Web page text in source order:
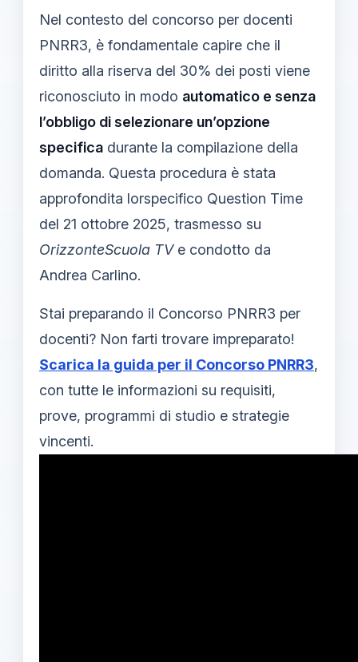
Nel contesto del concorso per docenti
PNRR3, è fondamentale capire che il
diritto alla riserva del 30% dei posti viene
riconosciuto in modo automatico e senza
l’obbligo di selezionare un’opzione
specifica durante la compilazione della
domanda. Questa procedura è stata
approfondita lorspecifico Question Time
del 21 ottobre 2025, trasmesso su
OrizzonteScuola TVe condotto da
Andrea Carlino.
Stai preparando il Concorso PNRR3 per
docenti? Non farti trovare impreparato!
Scarica la guida per il Concorso PNRR3,
con tutte le informazioni su requisiti,
prove, programmi di studio e strategie
vincenti.